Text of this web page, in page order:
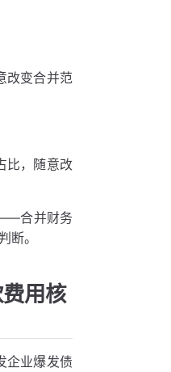
改变合并范
比，随意改
合并财务
断。
用核
企业爆发债